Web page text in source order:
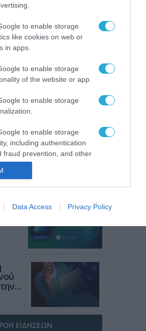
to enable storage
like cookies on web or
in apps.
to enable storage
of the website or app.
to enable storage
to enable storage
including authentication
fraud prevention, and other
Data Access Privacy Policy
ΕΙΔΗΣΕΩΝ